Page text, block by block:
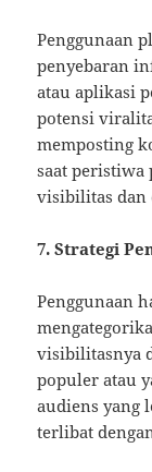
Penggunaan
penyebaran
atau aplikasi
potensi
memposting
saat peristiwa
visibilitas dan
7. Strategi
Penggunaan
visibilitasnya
populer atau
audiens yang
terlibat